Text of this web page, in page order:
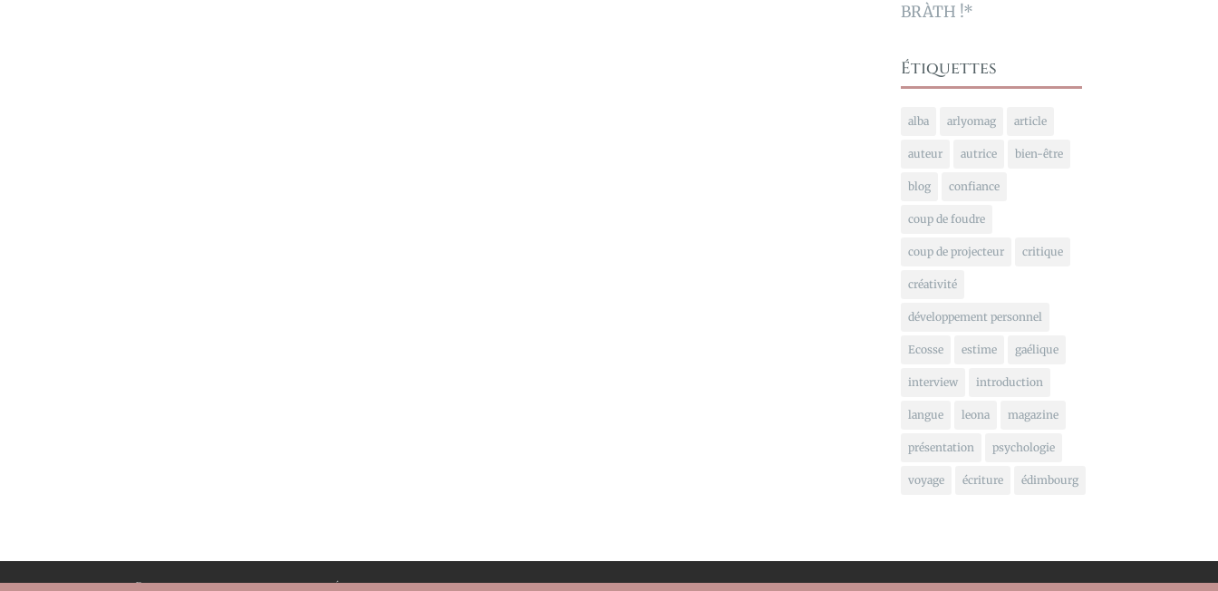
BRÀTH !*
Étiquettes
alba arlyomag article
auteur autrice bien-être
blog confiance
coup de foudre
coup de projecteur critique
créativité
développement personnel
Ecosse estime gaélique
interview introduction
langue leona magazine
présentation psychologie
voyage écriture édimbourg
Politique de confidentialité